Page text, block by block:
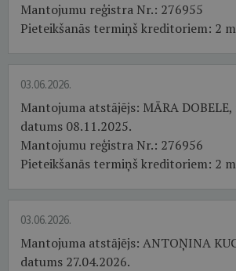
Mantojumu reģistra Nr.: 276955
Pieteikšanās termiņš kreditoriem: 2
03.06.2026.
Mantojuma atstājējs: MĀRA
datums 08.11.2025.
Mantojumu reģistra Nr.: 276956
Pieteikšanās termiņš kreditoriem: 2
03.06.2026.
Mantojuma atstājējs: ANTOŅINA
datums 27.04.2026.